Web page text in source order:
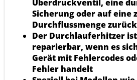
Überdruckventil, eine
Sicherung oder auf eine
Durchflussmenge
Der Durchlauferhitzer
reparierbar, wenn es
Gerät mit Fehlercodes
Fehler handelt